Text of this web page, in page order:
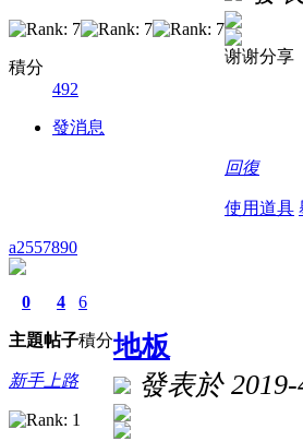
積分
492
發消息
谢谢分享
回復
使用道具
a2557890
0
主題
4
帖子
6
積分
新手上路
地板
發表於